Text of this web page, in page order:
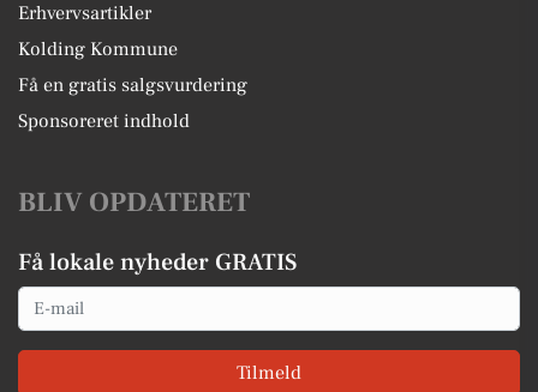
Erhvervsartikler
Kolding Kommune
Få en gratis salgsvurdering
Sponsoreret indhold
BLIV OPDATERET
Få lokale nyheder GRATIS
Email
Tilmeld